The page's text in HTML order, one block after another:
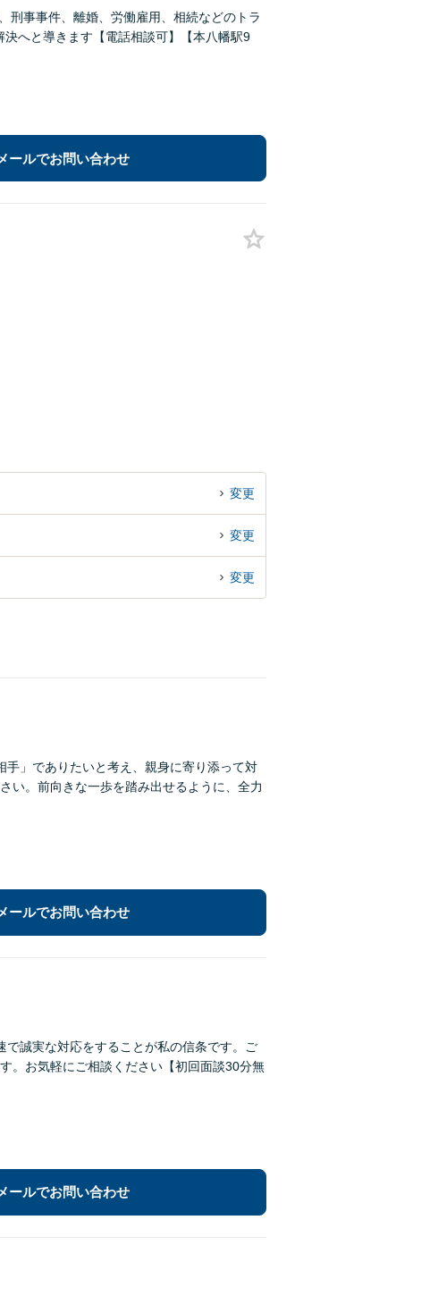
刑事事件、離婚、労働雇用、相続などのトラ
へと導きます【電話相談可】【本八幡駅9
ールでお問い合わせ
変更
変更
変更
手」でありたいと考え、親身に寄り添って対
い。前向きな一歩を踏み出せるように、全力
ールでお問い合わせ
で誠実な対応をすることが私の信条です。ご
。お気軽にご相談ください【初回面談30分無
ールでお問い合わせ